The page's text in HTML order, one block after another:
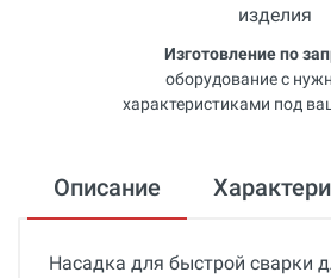
Изготовление по
оборудование с
характеристиками под
Описание
Насадка для быстрой сварки